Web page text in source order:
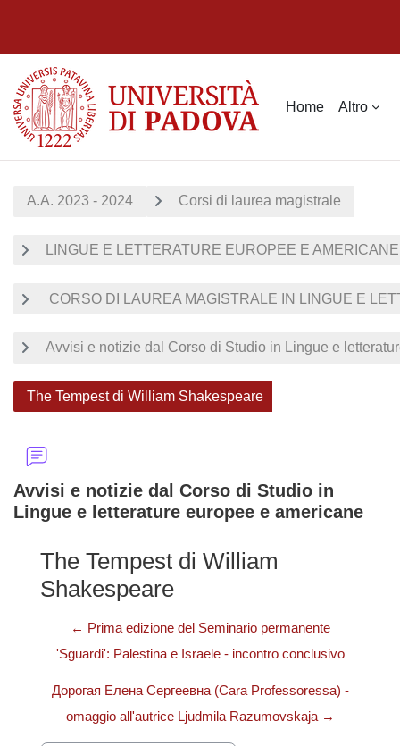
Home Altro
A.A. 2023 - 2024 Corsi di laurea magistrale
LINGUE E LETTERATURE EUROPEE E AMERICANE
CORSO DI LAUREA MAGISTRALE IN LINGUE E
Avvisi e notizie dal Corso di Studio in Lingue e
The Tempest di William Shakespeare
Avvisi e notizie dal Corso di Studio in
Lingue e letterature europee e americane
The Tempest di William
Shakespeare
← Prima edizione del Seminario permanente
'Sguardi': Palestina e Israele - incontro conclusivo
Дорогая Елена Сергеевна (Cara Professoressa) -
omaggio all'autrice Ljudmila Razumovskaja →